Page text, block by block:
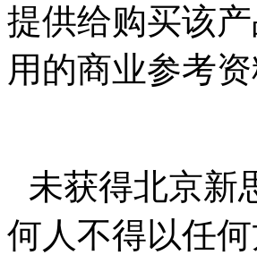
提供给购买该
用的商业参考资
未获得北京新
何人不得以任